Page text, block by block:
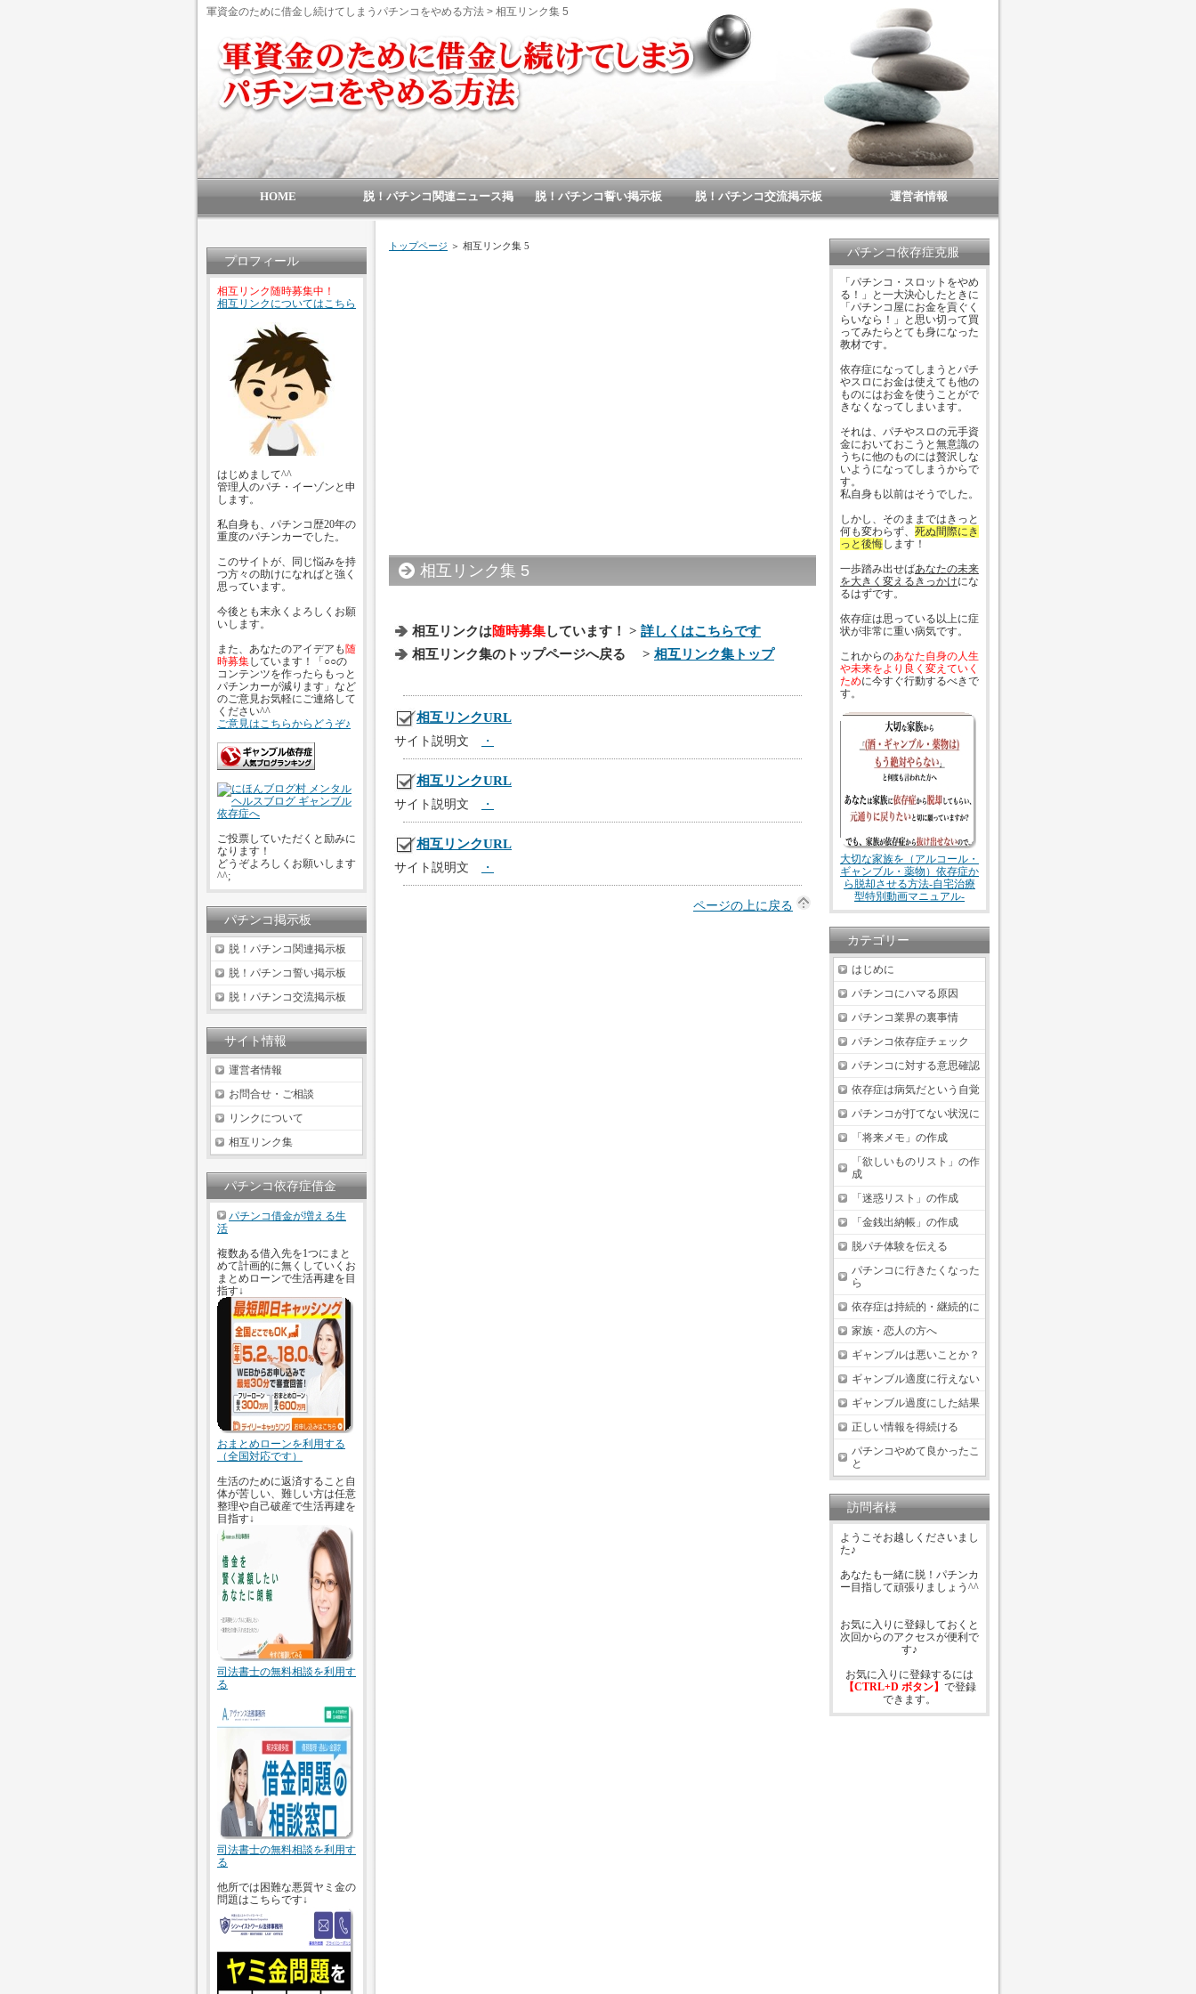
軍資金のために借金し続けてしまうパチンコをやめる方法 > 相互リンク集 5
トップページ ＞ 相互リンク集 5
相互リンク集 5
相互リンクは随時募集しています！ > 詳しくはこちらです
相互リンク集のトップページへ戻る > 相互リンク集トップ
相互リンクURL
サイト説明文
・
相互リンクURL
サイト説明文
・
相互リンクURL
サイト説明文
・
ページの上に戻る
プロフィール
相互リンク随時募集中！
相互リンクについてはこちら
はじめまして^^
管理人のパチ・イーゾンと申
します。
私自身も、パチンコ歴20年の
重度のパチンカーでした。
このサイトが、同じ悩みを持
つ方々の助けになればと強く
思っています。
今後とも末永くよろしくお願
いします。
また、あなたのアイデアも 随
時募集しています！「○○の
コンテンツを作ったらもっと
パチンカーが減ります」など
のご意見お気軽にご連絡して
ください^^
ご意見はこちらからどうぞ♪
ご投票していただくと励みに
なります！
どうぞよろしくお願いします
^^;
パチンコ掲示板
脱！パチンコ関連掲示板
脱！パチンコ誓い掲示板
脱！パチンコ交流掲示板
サイト情報
運営者情報
お問合せ・ご相談
リンクについて
相互リンク集
パチンコ依存症借金
パチンコ借金が増える生
活
複数ある借入先を1つにまと
めて計画的に無くしていくお
まとめローンで生活再建を目
指す↓
おまとめローンを利用する
（全国対応です）
生活のために返済すること自
体が苦しい、難しい方は任意
整理や自己破産で生活再建を
目指す↓
司法書士の無料相談を利用す
る
司法書士の無料相談を利用す
る
他所では困難な悪質ヤミ金の
問題はこちらです↓
パチンコ依存症克服
「パチンコ・スロットをやめ
る！」と一大決心したときに
「パチンコ屋にお金を貢ぐく
らいなら！」と思い切って買
ってみたらとても身になった
教材です。
依存症になってしまうとパチ
やスロにお金は使えても他の
ものにはお金を使うことがで
きなくなってしまいます。
それは、パチやスロの元手資
金においておこうと無意識の
うちに他のものには贅沢しな
いようになってしまうからで
す。
私自身も以前はそうでした。
しかし、そのままではきっと
何も変わらず、 死ぬ間際にき
っと後悔します！
一歩踏み出せばあなたの未来
を大きく変えるきっかけにな
るはずです。
依存症は思っている以上に症
状が非常に重い病気です。
これからのあなた自身の人生
や未来をより良く変えていく
ために今すぐ行動するべきで
す。
大切な家族を（アルコール・
ギャンブル・薬物）依存症か
ら脱却させる方法-自宅治療
型特別動画マニュアル-
カテゴリー
はじめに
パチンコにハマる原因
パチンコ業界の裏事情
パチンコ依存症チェック
パチンコに対する意思確認
依存症は病気だという自覚
パチンコが打てない状況に
「将来メモ」の作成
「欲しいものリスト」の作
成
「迷惑リスト」の作成
「金銭出納帳」の作成
脱パチ体験を伝える
パチンコに行きたくなった
ら
依存症は持続的・継続的に
家族・恋人の方へ
ギャンブルは悪いことか？
ギャンブル適度に行えない
ギャンブル過度にした結果
正しい情報を得続ける
パチンコやめて良かったこ
と
訪問者様
ようこそお越しくださいまし
た♪
あなたも一緒に脱！パチンカ
ー目指して頑張りましょう^^
お気に入りに登録しておくと
次回からのアクセスが便利で
す♪
お気に入りに登録するには
【CTRL+D ボタン】 で登録
できます。
HOME 脱！パチンコ関連ニュース掲 脱！パチンコ誓い掲示板 脱！パチンコ交流掲示板 運営者情報